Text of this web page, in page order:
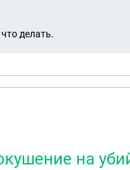
делать.
на